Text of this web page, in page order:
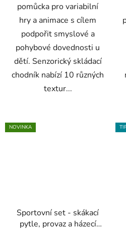
pomůcka pro variabilní
hry a animace s cílem
podpořit smyslové a
pohybové dovednosti u
dětí. Senzorický skládací
chodník nabízí 10 různých
textur...
NOVINKA
Sportovní set - skákací
pytle, provaz a házecí